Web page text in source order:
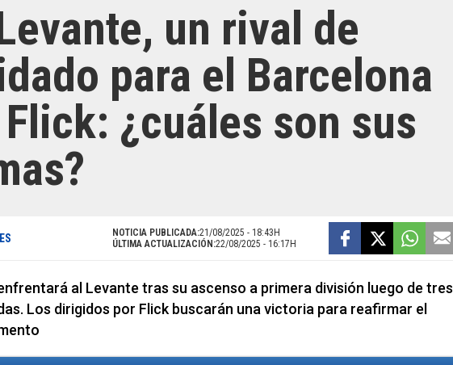
un rival de
para el Barcelona
¿cuáles son sus
NOTICIA PUBLICADA:21/08/2025 - 18:43H
ÚLTIMA ACTUALIZACIÓN:22/08/2025 - 16:17H
al Levante tras su ascenso a primera división luego de tres
Los dirigidos por Flick buscarán una victoria para reafirmar el